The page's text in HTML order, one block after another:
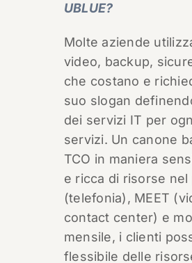
UBLUE?
Molte aziende
video, backup,
che costano e
suo slogan
dei servizi IT per
servizi. Un canone
TCO in maniera
e ricca di risorse nel
(telefonia), MEET
contact center) e
mensile, i clienti
flessibile delle